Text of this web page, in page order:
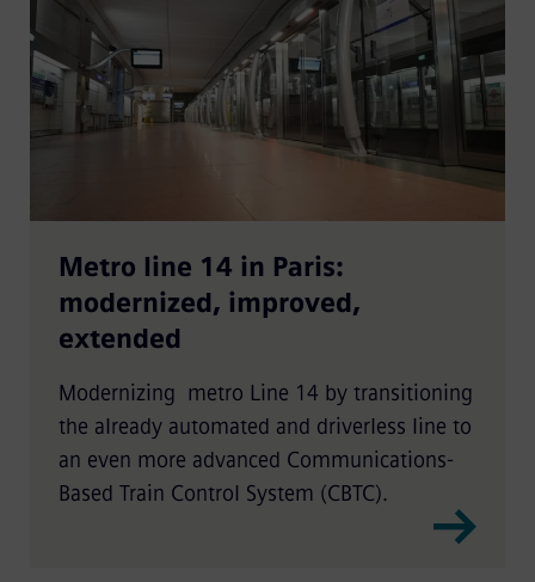
Metro line 14 in Paris:
modernized, improved,
extended
Modernizing metro Line 14 by transitioning
the already automated and driverless line to
an even more advanced Communications-
Based Train Control System (CBTC).